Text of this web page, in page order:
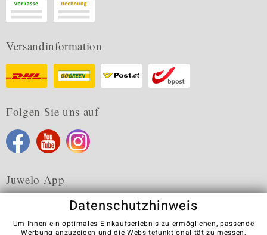
Versandinformation
Folgen Sie uns auf
Juwelo App
Datenschutzhinweis
Um Ihnen ein optimales Einkaufserlebnis zu ermöglichen, passende
Werbung anzuzeigen und die Websitefunktionalität zu messen,